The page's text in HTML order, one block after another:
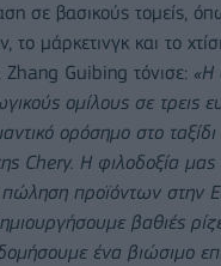
σε βασικούς τομείς,
το μάρκετινγκ και το
Guibing τόνισε: «Η
ομίλους σε τρεις
ορόσημο στο ταξίδι
Chery. Η φιλοδοξία μας
προϊόντων στην
βαθιές
ένα βιώσιμο